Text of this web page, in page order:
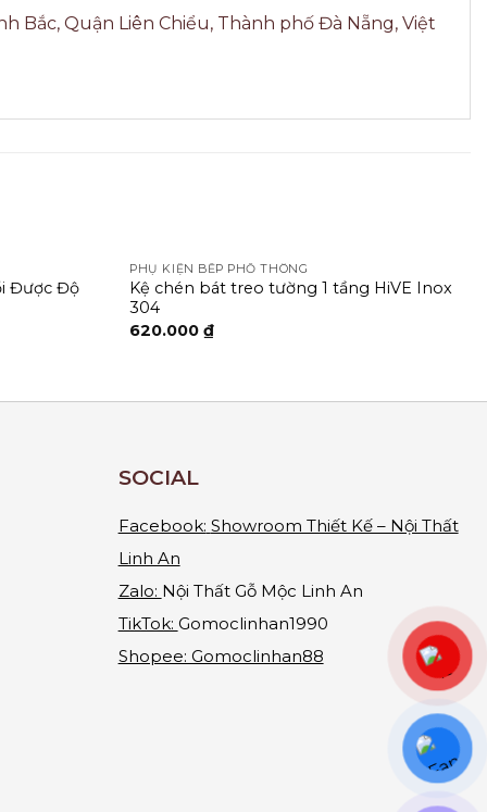
Bắc, Quận Liên Chiểu, Thành phố Đà Nẵng, Việt
Được Độ
PHỤ KIỆN BẾP PHỔ THÔNG
Kệ chén bát treo tường 1 tầng HiVE Inox
304
620.000₫
SOCIAL
Facebook: Showroom Thiết Kế – Nội Thất
Linh An
Zalo: Nội Thất Gỗ Mộc Linh An
TikTok: Gomoclinhan1990
Shopee: Gomoclinhan88